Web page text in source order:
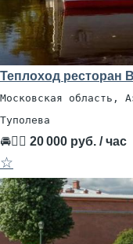
Теплоход ресторан
Московская область,
Туполева
🚘👨‍✈ 20 000 руб. / час
☆